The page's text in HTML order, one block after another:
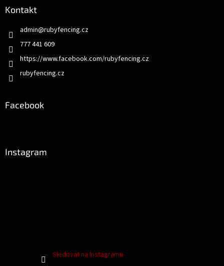
Kontakt
admin@rubyfencing.cz
777 441 609
https://www.facebook.com/rubyfencing.cz
rubyfencing.cz
Facebook
Instagram
Sledovat na Instagramu